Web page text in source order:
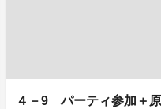
４－9 パーティ参加＋